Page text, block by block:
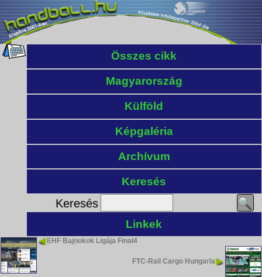
Összes cikk
Magyarország
Külföld
Képgaléria
Archívum
Keresés
Keresés
Linkek
EHF Bajnokok Ligája Final4
FTC-Rail Cargo Hungaria